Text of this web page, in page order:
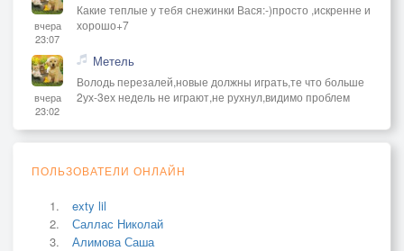
вчера
23:07
Какие теплые у тебя снежинки Вася:-)просто ,искренне и
хорошо+7
вчера
23:02
Метель
Володь перезалей,новые должны играть,те что больше
2ух-3ех недель не играют,не рухнул,видимо проблем
ПОЛЬЗОВАТЕЛИ ОНЛАЙН
exty lil
Саллас Николай
Алимова Саша